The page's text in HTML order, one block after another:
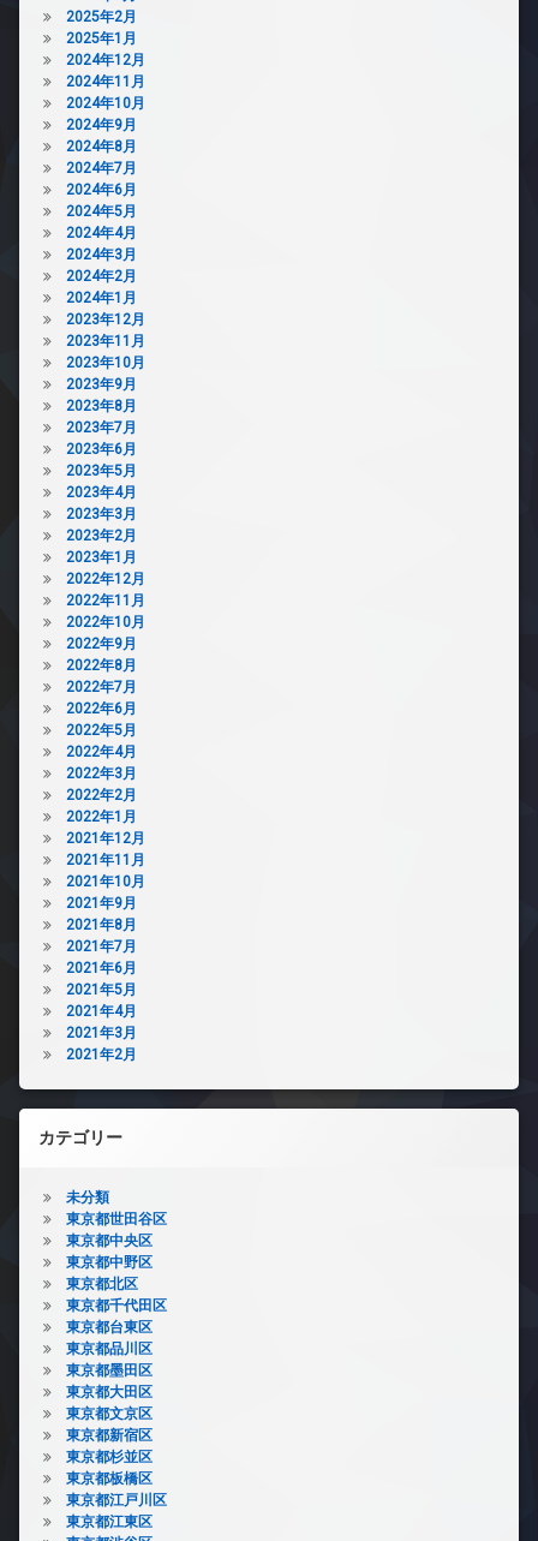
犯
カ
メ
ラ
駐
車
場
駐
輪
場
場
ペ
ッ
ト
可
宅
配
ボ
ッ
ク
ス
敷
地
内
ゴ
ミ
置
き
場
防
犯
カ
メ
ラ
駐
輪
場
2025年2月
2025年1月
2024年12月
2024年11月
2024年10月
2024年9月
2024年8月
2024年7月
2024年6月
2024年5月
2024年4月
2024年3月
2024年2月
2024年1月
2023年12月
2023年11月
2023年10月
2023年9月
2023年8月
2023年7月
2023年6月
2023年5月
2023年4月
2023年3月
2023年2月
2023年1月
2022年12月
2022年11月
2022年10月
2022年9月
2022年8月
2022年7月
2022年6月
2022年5月
2022年4月
2022年3月
2022年2月
2022年1月
2021年12月
2021年11月
2021年10月
2021年9月
2021年8月
2021年7月
2021年6月
2021年5月
2021年4月
2021年3月
2021年2月
カテゴリー
未分類
東京都世田谷区
東京都中央区
東京都中野区
東京都北区
東京都千代田区
東京都台東区
東京都品川区
東京都墨田区
東京都大田区
東京都文京区
東京都新宿区
東京都杉並区
東京都板橋区
東京都江戸川区
東京都江東区